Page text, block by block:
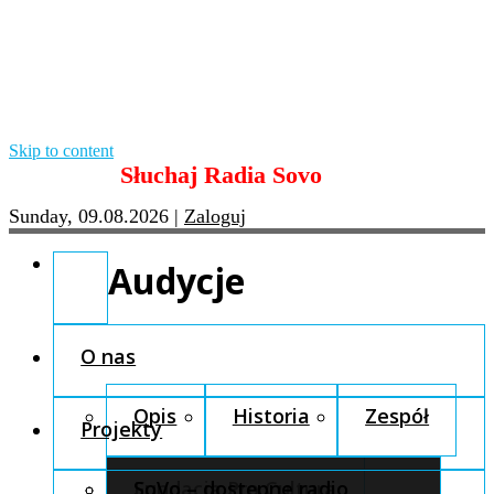
Skip to content
Słuchaj Radia Sovo
Sunday, 09.08.2026 | Zaloguj
O nas
Opis Historia Zespół
Fundacja Pro Cultura
Projekty
SoVo – dostępne radio
Audycje